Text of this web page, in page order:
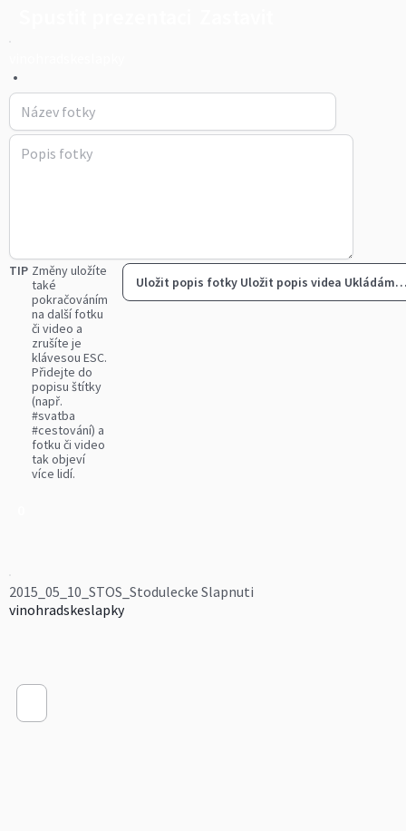
•
TIP Změny uložíte
také
pokračováním
na další fotku
či video a
zrušíte je
klávesou ESC.
Přidejte do
popisu štítky
(např.
#svatba
#cestování) a
fotku či video
tak objeví
více lidí.
Uložit popis fotky Uložit popis videa
2015_05_10_STOS_Stodulecke Slapnuti
vinohradskeslapky